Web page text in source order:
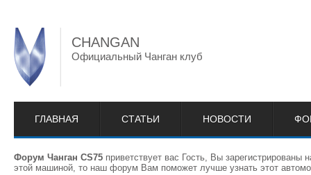
CHANGAN
Официальный Чанган клуб
ГЛАВНАЯ СТАТЬИ НОВОСТИ
Форум Чанган CS75 приветствует вас Гость, Вы
этой машиной, то наш форум Вам поможет лучше узнать этот